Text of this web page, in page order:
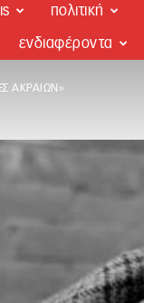
πολιτική
ενδιαφέροντα
ΑΚΡΑΊΩΝ»